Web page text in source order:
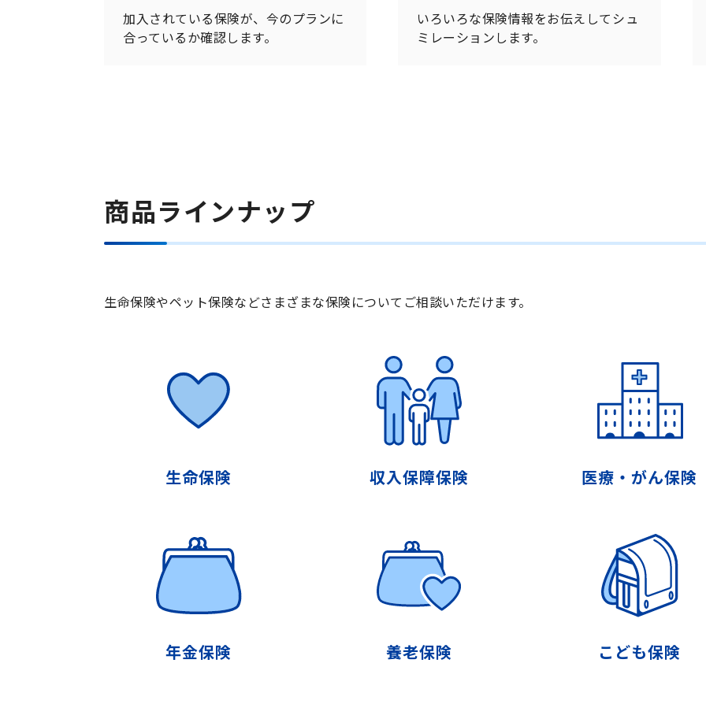
加入されている保険が、今のプランに
合っているか確認します。
いろいろな保険情報をお伝えしてシュ
ミレーションします。
商品ラインナップ
生命保険やペット保険などさまざまな保険についてご相談いただけます。
生命保険 収入保障保険 医療・がん保険
年金保険 養老保険 こども保険